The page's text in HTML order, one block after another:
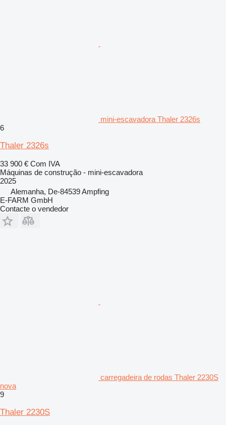
mini-escavadora Thaler 2326s
6
Thaler 2326s
33 900 € Com IVA
Máquinas de construção - mini-escavadora
2025
Alemanha, De-84539 Ampfing
E-FARM GmbH
Contacte o vendedor
carregadeira de rodas Thaler 2230S
nova
9
Thaler 2230S